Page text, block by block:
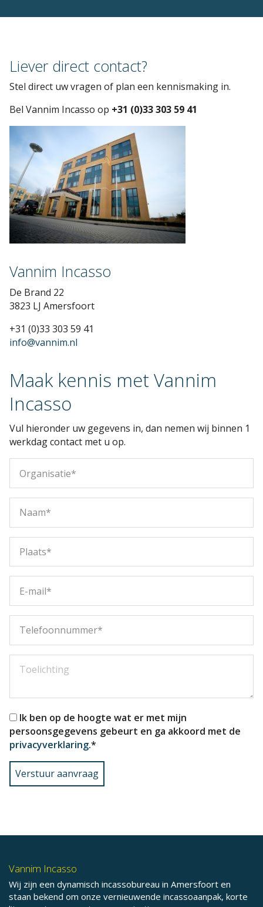
Liever direct contact?
Stel direct uw vragen of plan een kennismaking in.
Bel Vannim Incasso op +31 (0)33 303 59 41
Vannim Incasso
De Brand 22
3823 LJ Amersfoort
+31 (0)33 303 59 41
info@vannim.nl
Maak kennis met Vannim
Incasso
Vul hieronder uw gegevens in, dan nemen wij binnen 1
werkdag contact met u op.
Ik ben op de hoogte wat er met mijn
persoonsgegevens gebeurt en ga akkoord met de
privacyverklaring.*
Verstuur aanvraag
Vannim Incasso
Wij zijn een dynamisch incassobureau in Amersfoort en
staan bekend om onze vernieuwende incassoaanpak, korte